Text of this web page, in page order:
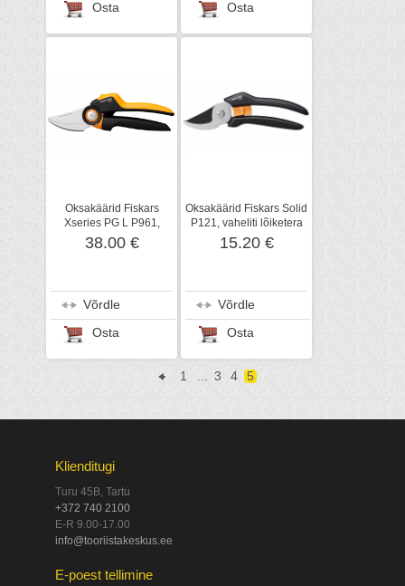
Osta Osta
Oksakäärid Fiskars
Xseries PG L P961,
vaheliti terad
38.00 €
Võrdle
Osta
Oksakäärid Fiskars Solid
P121, vaheliti lõiketera
15.20 €
Võrdle
Osta
1 ... 3 4 5
Klienditugi
Turu 45B, Tartu
+372 740 2100
E-R 9.00-17.00
info@tooriistakeskus.ee
E-poest tellimine